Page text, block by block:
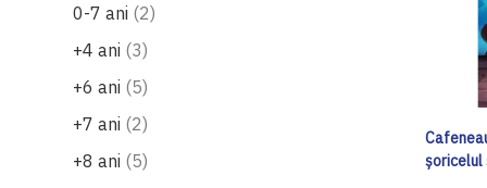
0-7 ani 2produse
+4 ani 3produse
+6 ani
5produse
+7 ani 2produse
+8 ani
5produse